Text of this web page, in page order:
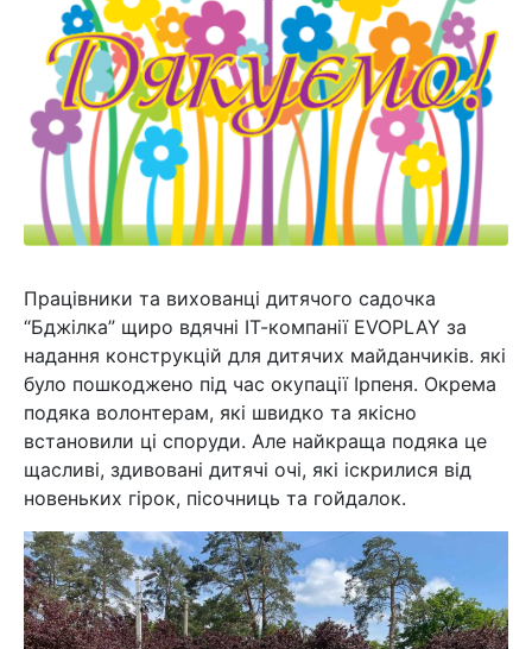
Працівники та вихованці дитячого садочка
“Бджілка” щиро вдячні ІТ-компанії EVOPLAY за
надання конструкцій для дитячих майданчиків. які
було пошкоджено під час окупації Ірпеня. Окрема
подяка волонтерам, які швидко та якісно
встановили ці споруди. Але найкраща подяка це
щасливі, здивовані дитячі очі, які іскрилися від
новеньких гірок, пісочниць та гойдалок.